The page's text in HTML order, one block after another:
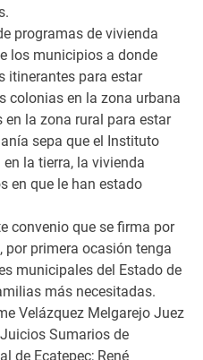
programas de vivienda
los municipios a donde
itinerantes para estar
colonias en la zona urbana
en la zona rural para estar
sepa que el Instituto
la tierra, la vivienda
en que le han estado
convenio que se firma por
por primera ocasión tenga
municipales del Estado de
más necesitadas.
Velázquez Melgarejo Juez
Sumarios de
de Ecatepec; René